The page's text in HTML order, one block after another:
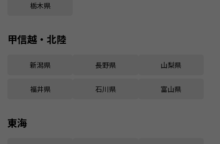
栃木県
甲信越・北陸
新潟県 長野県 山梨県
福井県 石川県 富山県
東海